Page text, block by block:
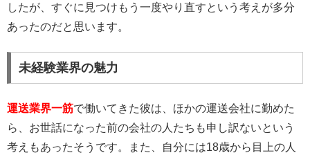
したが、すぐに見つけもう一度やり直すという考えが多分
あったのだと思います。
未経験業界の魅力
運送業界一筋で働いてきた彼は、ほかの運送会社に勤めた
ら、お世話になった前の会社の人たちも申し訳ないという
考えもあったそうです。また、自分には18歳から目上の人